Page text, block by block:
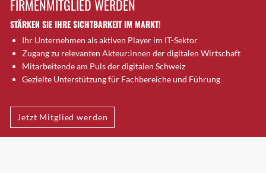
Brütten
Bubendorf
Bubikon
Buchs (SG)
Burgdorf
Bülach
Cazis
Cham
FIRMENMITGLIED WERDEN
STÄRKEN SIE IHRE SICHTBARKEIT IM MARKT!
Ihr Unternehmen als aktiven Player im IT-Sektor
Zugang zu relevanten Akteur:innen der digitalen Wirtschaft
Mitarbeitende am Puls der digitalen Schweiz
Gezielte Unterstützung für Fachbereiche und Führung
Jetzt Mitglied werden